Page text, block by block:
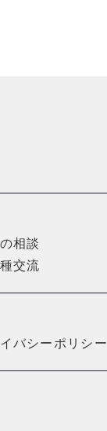
相談
交流
バシーポリシー